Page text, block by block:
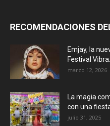
RECOMENDACIONES
Emjay, la
Festival Vibra...
marzo 12, 2026
La magia
con una
julio 31, 2025